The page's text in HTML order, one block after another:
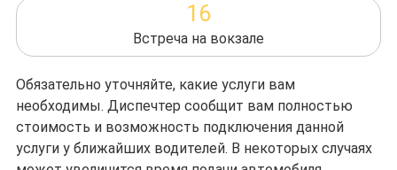
16
Встреча на вокзале
Обязательно уточняйте, какие услуги вам
необходимы. Диспечтер сообщит вам полностью
стоимость и возможность подключения данной
услуги у ближайших водителей. В некоторых случаях